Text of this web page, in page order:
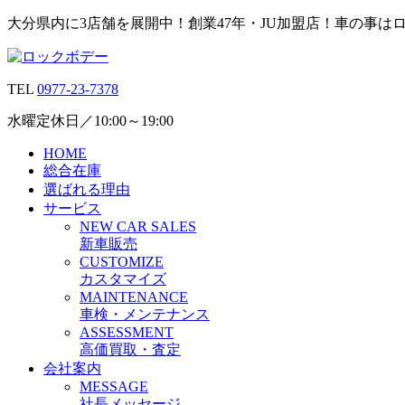
大分県内に3店舗を展開中！創業47年・JU加盟店！車の事は
TEL 0977-23-7378
水曜定休日／10:00～19:00
HOME
総合在庫
選ばれる理由
サービス
NEW CAR SALES
新車販売
CUSTOMIZE
カスタマイズ
MAINTENANCE
車検・メンテナンス
ASSESSMENT
高価買取・査定
会社案内
MESSAGE